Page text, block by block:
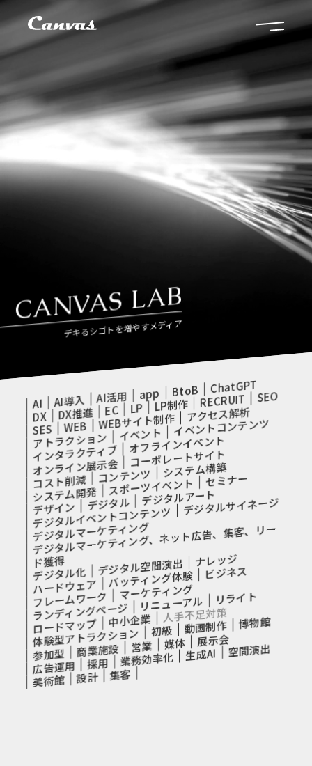
CANVAS LAB
デキるシゴトを増やすメディア
AI AI導入 AI活用 app BtoB ChatGPT
DX DX推進 EC LP LP制作 RECRUIT SEO
SES WEB WEBサイト制作 アクセス解析
アトラクション イベント イベントコンテンツ
インタラクティブ オフラインイベント
オンライン展示会 コーポレートサイト
コスト削減 コンテンツ
システム構築
システム開発
スポーツイベント
セミナー
デザイン
デジタル デジタルアート
デジタルイベントコンテンツ デジタルサイネージ
デジタルマーケティング
デジタルマーケティング、ネット広告、集客、リー
ド獲得
デジタル化 デジタル空間演出 ナレッジ
ハードウェア バッティング体験 ビジネス
フレームワーク マーケティング
ランディングページ リニューアル リライト
ロードマップ 中小企業 人手不足対策
体験型アトラクション 初級 動画制作
博物館
参加型
商業施設 営業 媒体 展示会
広告運用 採用 業務効率化 生成AI 空間演出
美術館 設計 集客